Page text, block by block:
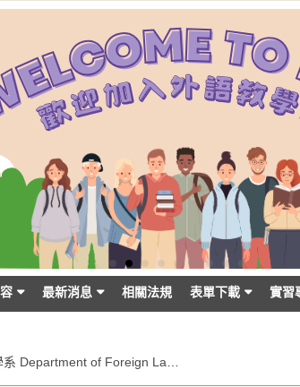
最新消息 相關法規 表單下載 實習